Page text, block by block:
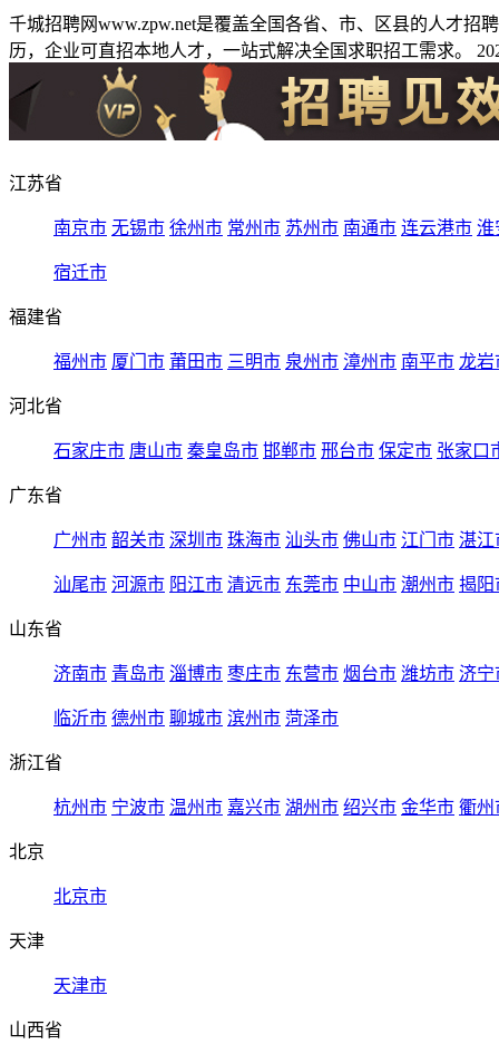
千城招聘网www.zpw.net是覆盖全国各省、市、区县的人才
历，企业可直招本地人才，一站式解决全国求职招工需求。
江苏省
南京市 无锡市 徐州市 常州市 苏州市 南通市 连云港市 淮
宿迁市
福建省
福州市 厦门市 莆田市 三明市 泉州市 漳州市 南平市 龙岩
河北省
石家庄市 唐山市 秦皇岛市 邯郸市 邢台市 保定市 张家口
广东省
广州市 韶关市 深圳市 珠海市 汕头市 佛山市 江门市 湛江
汕尾市 河源市 阳江市 清远市 东莞市 中山市 潮州市 揭阳
山东省
济南市 青岛市 淄博市 枣庄市 东营市 烟台市 潍坊市 济宁
临沂市 德州市 聊城市 滨州市 菏泽市
浙江省
杭州市 宁波市 温州市 嘉兴市 湖州市 绍兴市 金华市 衢州
北京
北京市
天津
天津市
山西省